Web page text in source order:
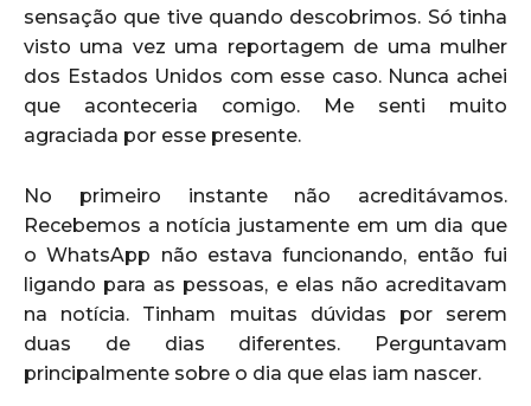
sensação que tive quando descobrimos. Só tinha
visto uma vez uma reportagem de uma mulher
dos Estados Unidos com esse caso. Nunca achei
que aconteceria comigo. Me senti muito
agraciada por esse presente.
No primeiro instante não acreditávamos.
Recebemos a notícia justamente em um dia que
o WhatsApp não estava funcionando, então fui
ligando para as pessoas, e elas não acreditavam
na notícia. Tinham muitas dúvidas por serem
duas de dias diferentes. Perguntavam
principalmente sobre o dia que elas iam nascer.